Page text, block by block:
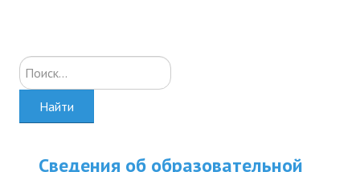
Искать...
Найти
Сведения об образовательной